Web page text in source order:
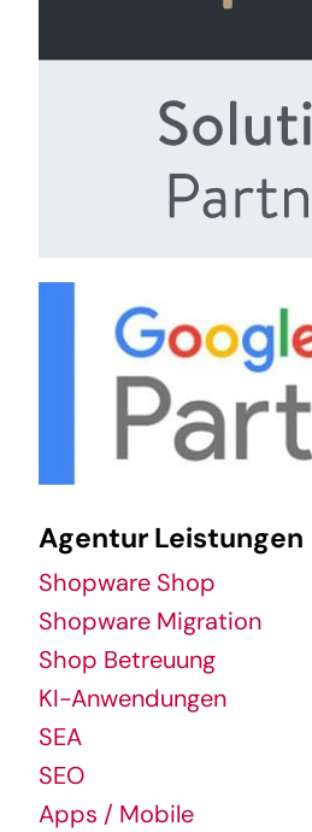
Agentur Leistungen
Shopware Shop
Shopware Migration
Shop Betreuung
KI-Anwendungen
SEA
SEO
Apps / Mobile